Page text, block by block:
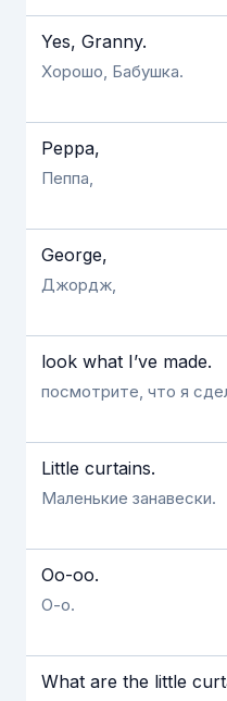
Yes, Granny.
Хорошо, Бабушка.
Peppa,
Пеппа,
George,
Джордж,
look what I’ve made.
посмотрите, что я
Little curtains.
Маленькие занавески.
Oo-oo.
О-о.
What are the little